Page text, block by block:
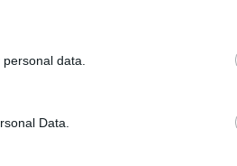
data.
Data.
akik
fejlődéséhez.
években jelentős